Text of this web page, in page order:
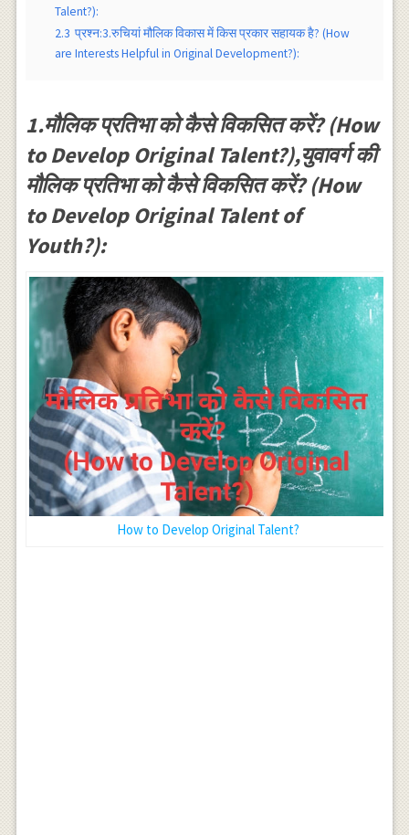
Talent?):
2.3 प्रश्न:3.रुचियां मौलिक विकास में किस प्रकार सहायक है? (How
are Interests Helpful in Original Development?):
1.मौलिक प्रतिभा को कैसे विकसित करें? (How
to Develop Original Talent?),युवावर्ग की
मौलिक प्रतिभा को कैसे विकसित करें? (How
to Develop Original Talent of
Youth?):
How to Develop Original Talent?